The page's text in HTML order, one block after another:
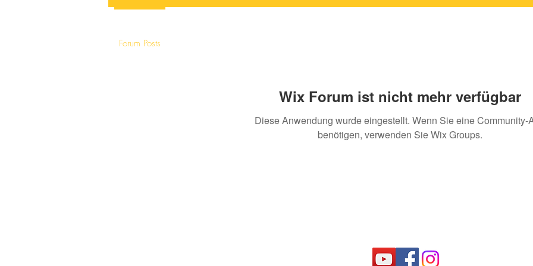
Wix Forum ist nicht mehr verfügbar
Diese Anwendung wurde eingestellt. Wenn Sie eine Community-
benötigen, verwenden Sie Wix Groups.
Forum Posts